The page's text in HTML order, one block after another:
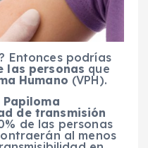
Entonces podrías
las personas que
Humano (VPH).
de transmisión
de las personas
al menos